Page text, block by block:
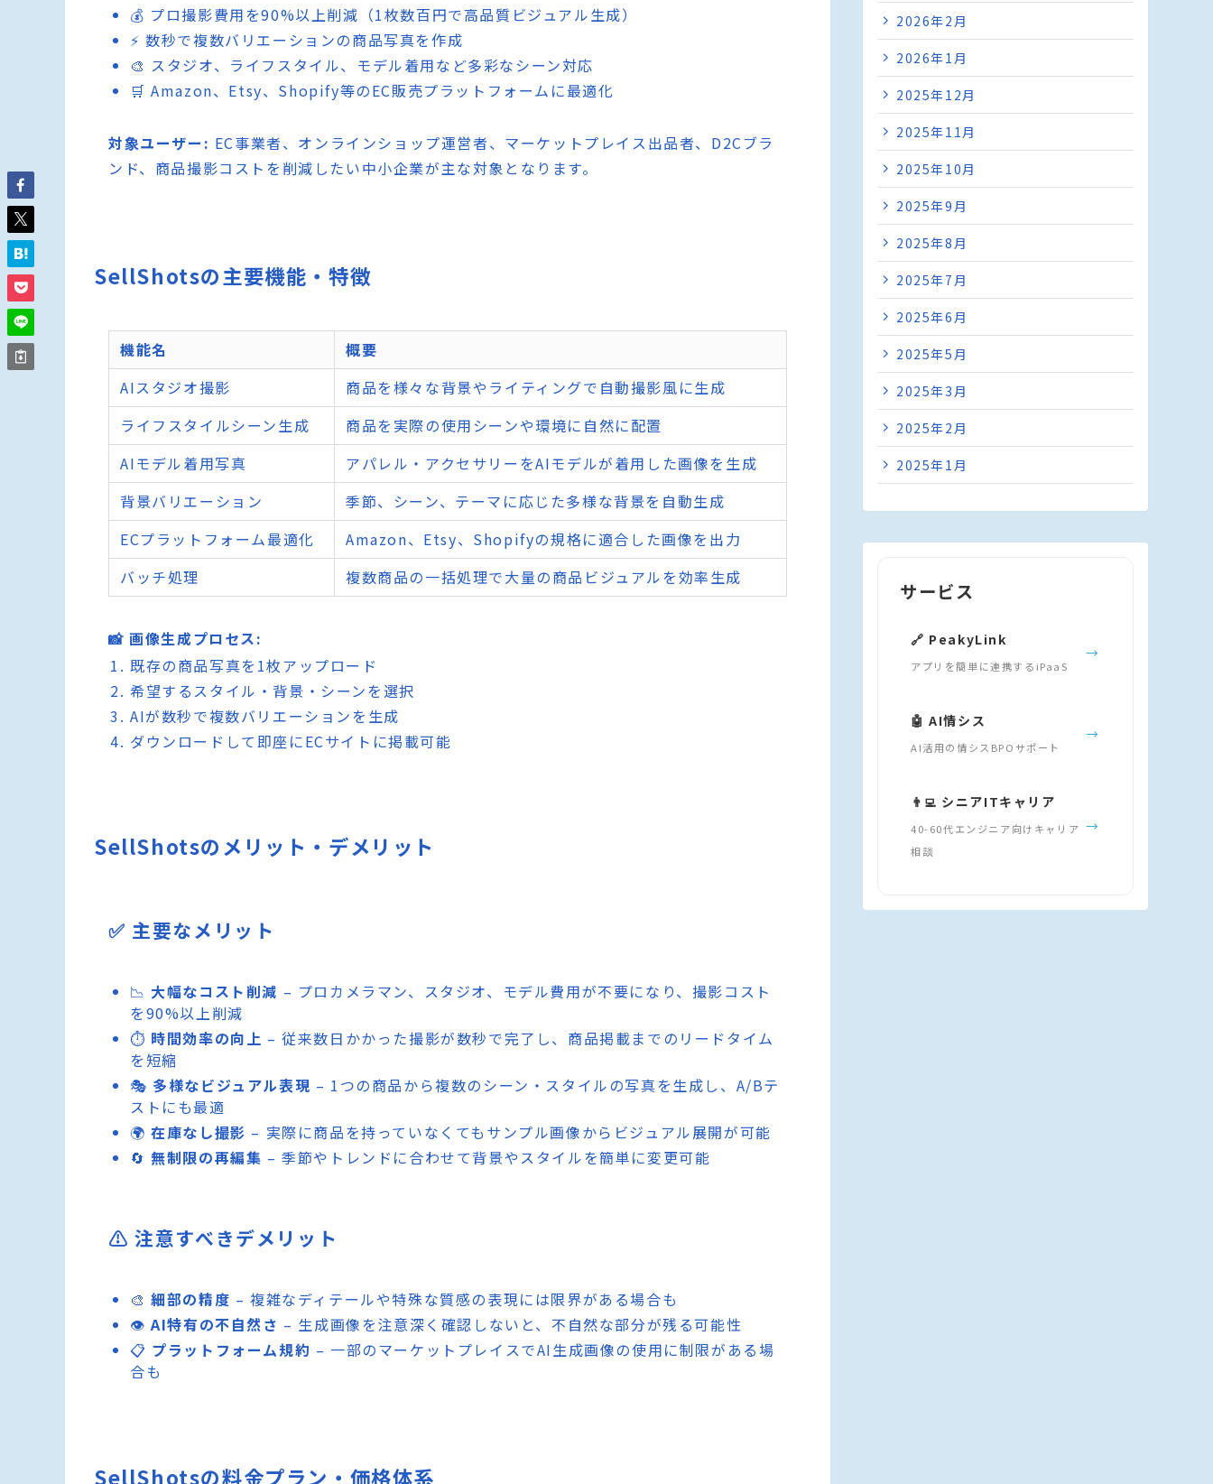
💰 プロ撮影費用を90%以上削減（1枚数百円で高品質ビジュアル生成）
⚡ 数秒で複数バリエーションの商品写真を作成
🎨 スタジオ、ライフスタイル、モデル着用など多彩なシーン対応
🛒 Amazon、Etsy、Shopify等のEC販売プラットフォームに最適化
対象ユーザー: EC事業者、オンラインショップ運営者、マーケットプレイス出品者、D2Cブラ
ンド、商品撮影コストを削減したい中小企業が主な対象となります。
SellShotsの主要機能・特徴
機能名
概要
AIスタジオ撮影
商品を様々な背景やライティングで自動撮影風に生成
ライフスタイルシーン生成
商品を実際の使用シーンや環境に自然に配置
AIモデル着用写真
アパレル・アクセサリーをAIモデルが着用した画像を生成
背景バリエーション
季節、シーン、テーマに応じた多様な背景を自動生成
ECプラットフォーム最適化
Amazon、Etsy、Shopifyの規格に適合した画像を出力
バッチ処理
複数商品の一括処理で大量の商品ビジュアルを効率生成
📸 画像生成プロセス:
既存の商品写真を1枚アップロード
希望するスタイル・背景・シーンを選択
AIが数秒で複数バリエーションを生成
ダウンロードして即座にECサイトに掲載可能
SellShotsのメリット・デメリット
✅ 主要なメリット
📉大幅なコスト削減 – プロカメラマン、スタジオ、モデル費用が不要になり、撮影コスト
を90%以上削減
⏱️ 時間効率の向上 – 従来数日かかった撮影が数秒で完了し、商品掲載までのリードタイム
を短縮
🎭 多様なビジュアル表現 – 1つの商品から複数のシーン・スタイルの写真を生成し、A/Bテ
ストにも最適
🌍在庫なし撮影 – 実際に商品を持っていなくてもサンプル画像からビジュアル展開が可能
🔄無制限の再編集 – 季節やトレンドに合わせて背景やスタイルを簡単に変更可能
⚠️ 注意すべきデメリット
🎨細部の精度 – 複雑なディテールや特殊な質感の表現には限界がある場合も
👁️AI特有の不自然さ – 生成画像を注意深く確認しないと、不自然な部分が残る可能性
📋 プラットフォーム規約 – 一部のマーケットプレイスでAI生成画像の使用に制限がある場
合も
SellShotsの料金プラン・価格体系
2026年2月
2026年1月
2025年12月
2025年11月
2025年10月
2025年9月
2025年8月
2025年7月
2025年6月
2025年5月
2025年3月
2025年2月
2025年1月
サービス
🔗 PeakyLink
アプリを簡単に連携するiPaaS
→
🤖 AI情シス
AI活用の情シスBPOサポート
→
👨‍💻 シニアITキャリア
40-60代エンジニア向けキャリア
相談
→